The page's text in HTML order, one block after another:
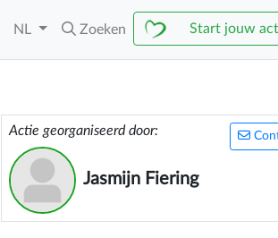
NL Zoeken Start jouw
Actie georganiseerd door:
Jasmijn Fiering